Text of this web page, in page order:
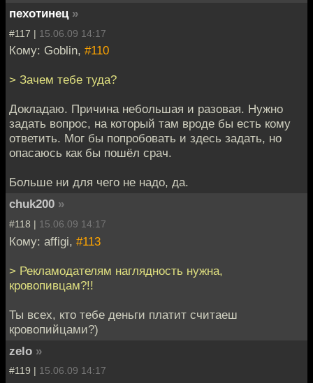
пехотинец »
#117 | 15.06.09 14:17
Кому: Goblin, #110
> Зачем тебе туда?
Докладаю. Причина небольшая и разовая. Нужно
задать вопрос, на который там вроде бы есть кому
ответить. Мог бы попробовать и здесь задать, но
опасаюсь как бы пошёл срач.
Больше ни для чего не надо, да.
chuk200 »
#118 | 15.06.09 14:17
Кому: affigi, #113
> Рекламодателям наглядность нужна,
кровопивцам?!!
Ты всех, кто тебе деньги платит считаеш
кровопийцами?)
zelo »
#119 | 15.06.09 14:17